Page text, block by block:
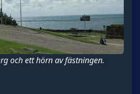
och ett hörn av fästningen.